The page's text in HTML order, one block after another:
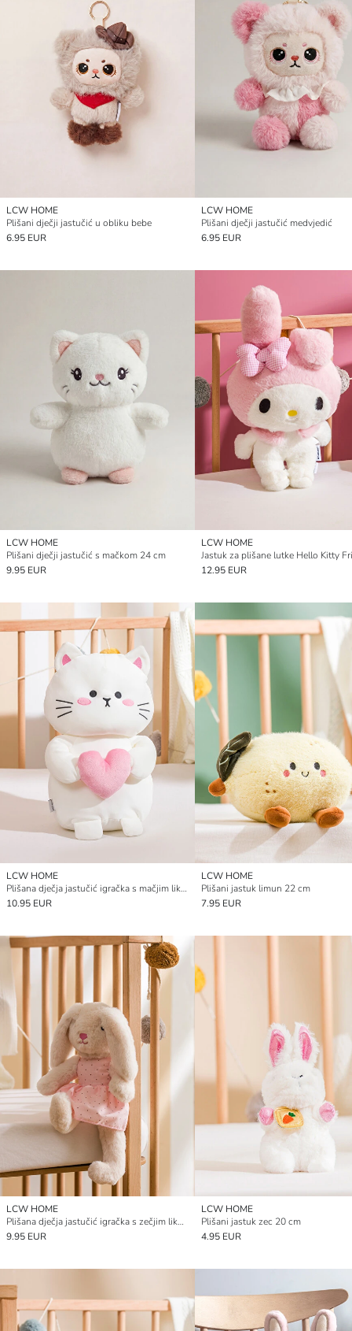
LCW HOME
Plišani dječji jastučić u obliku bebe
6.95 EUR
LCW HOME
Plišani dječji jastučić medvjedić
6.95 EUR
LCW HOME
Plišani dječji jastučić s mačkom 24 cm
9.95 EUR
LCW HOME
12.95 EUR
LCW HOME
Plišana dječja jastučić igračka s mačjim likom 38 cm
10.95 EUR
LCW HOME
Plišani jastuk limun 22 cm
7.95 EUR
LCW HOME
Plišana dječja jastučić igračka s zečjim likom 37 cm
9.95 EUR
LCW HOME
Plišani jastuk zec 20 cm
4.95 EUR